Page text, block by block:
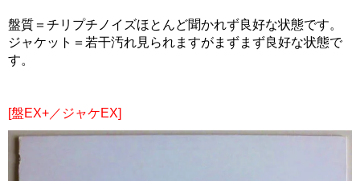
盤質＝チリプチノイズほとんど聞かれず良好な状態です。
ジャケット＝若干汚れ見られますがまずまず良好な状態で
す。
[盤EX+／ジャケEX]